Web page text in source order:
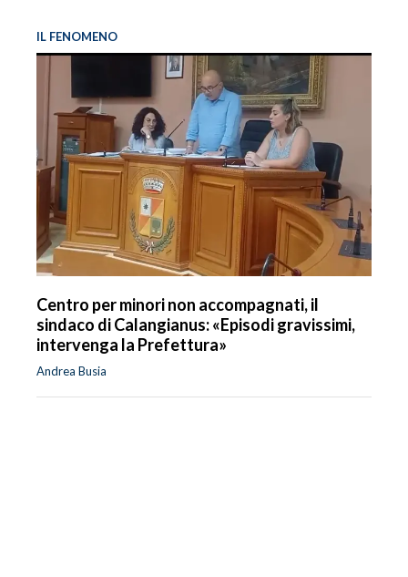
IL FENOMENO
Centro per minori non accompagnati, il
sindaco di Calangianus: «Episodi gravissimi,
intervenga la Prefettura»
Andrea Busia